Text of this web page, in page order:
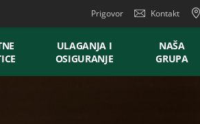
Prigovor Kontakt
ULAGANJA I
OSIGURANJE
NAŠA
GRUPA